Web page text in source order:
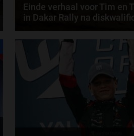
Einde verhaal voor Tim en
in Dakar Rally na
De Dakar Rally zit erop voor de
Tom Coronel. Na een lange nacht
Amber Buwalda